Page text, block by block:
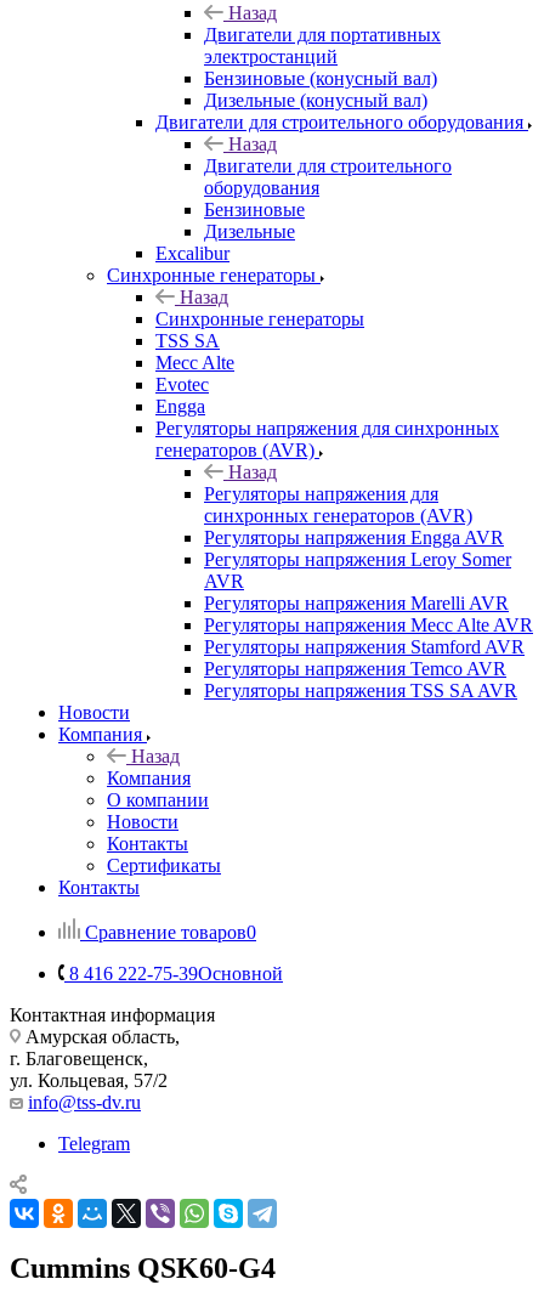
Назад
Двигатели для портативных
электростанций
Бензиновые (конусный вал)
Дизельные (конусный вал)
Двигатели для строительного оборудования
Назад
Двигатели для строительного
оборудования
Бензиновые
Дизельные
Excalibur
Синхронные генераторы
Назад
Синхронные генераторы
TSS SA
Mecc Alte
Evotec
Engga
Регуляторы напряжения для синхронных
генераторов (AVR)
Назад
Регуляторы напряжения для
синхронных генераторов (AVR)
Регуляторы напряжения Engga AVR
Регуляторы напряжения Leroy Somer
AVR
Регуляторы напряжения Marelli AVR
Регуляторы напряжения Mecc Alte AVR
Регуляторы напряжения Stamford AVR
Регуляторы напряжения Temco AVR
Регуляторы напряжения TSS SA AVR
Новости
Компания
Назад
Компания
О компании
Новости
Контакты
Сертификаты
Контакты
Сравнение товаров0
8 416 222-75-39Основной
Контактная информация
Амурская область,
г. Благовещенск,
ул. Кольцевая, 57/2
info@tss-dv.ru
Telegram
Cummins QSK60-G4